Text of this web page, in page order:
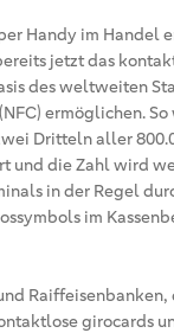
Handy im Handel
jetzt das
des weltweiten
ermöglichen.
Dritteln aller
und die Zahl wird
in der Regel
im
girocards